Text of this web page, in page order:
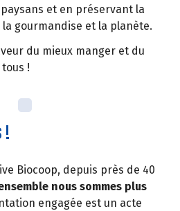
et en préservant la
gourmandise et la planète.
du mieux manger et du
!
!
Biocoop, depuis près de 40
nous sommes plus
engagée est un acte